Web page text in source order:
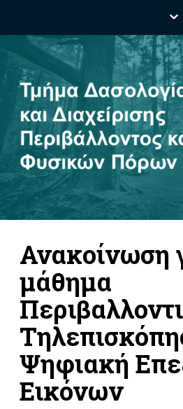
Ανακοίνωση
μάθημα
Ψηφιακή
Εικόνων